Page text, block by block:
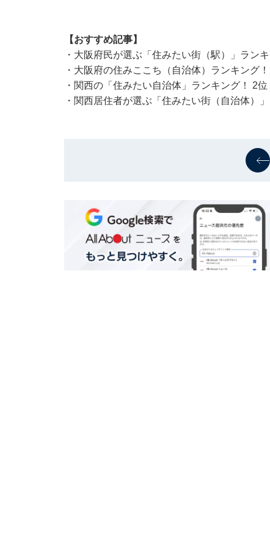
【おすすめ記事】
・ 大阪府民が選ぶ「住みたい街（駅）」ラン
・ 大阪府の住みここち（自治体）ランキング
・ 関西の「住みたい自治体」ランキング！ 2
・ 関西居住者が選ぶ「住みたい街（自治体）